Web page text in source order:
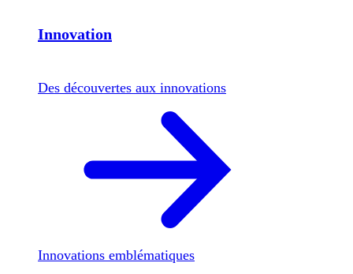
Innovation
Des découvertes aux innovations
Innovations emblématiques